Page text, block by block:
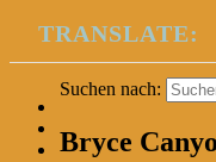
TRANSLATE:
Suchen nach:
Bryce